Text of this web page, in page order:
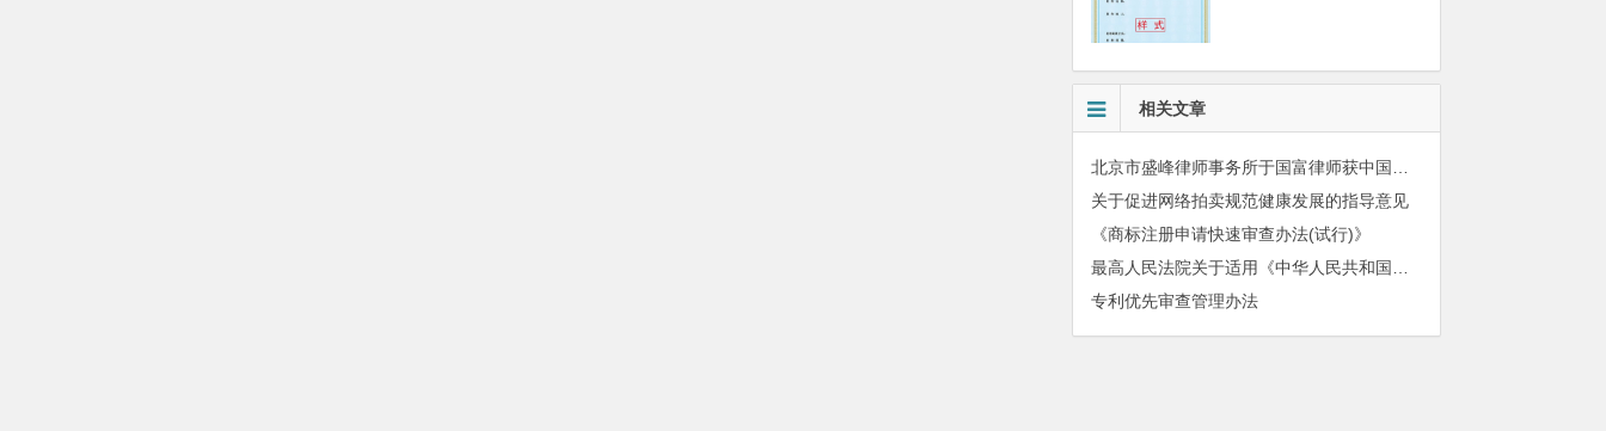
相关文章
关于促进网络拍卖规范健康发展的指导意见
《商标注册申请快速审查办法(试行)》
专利优先审查管理办法